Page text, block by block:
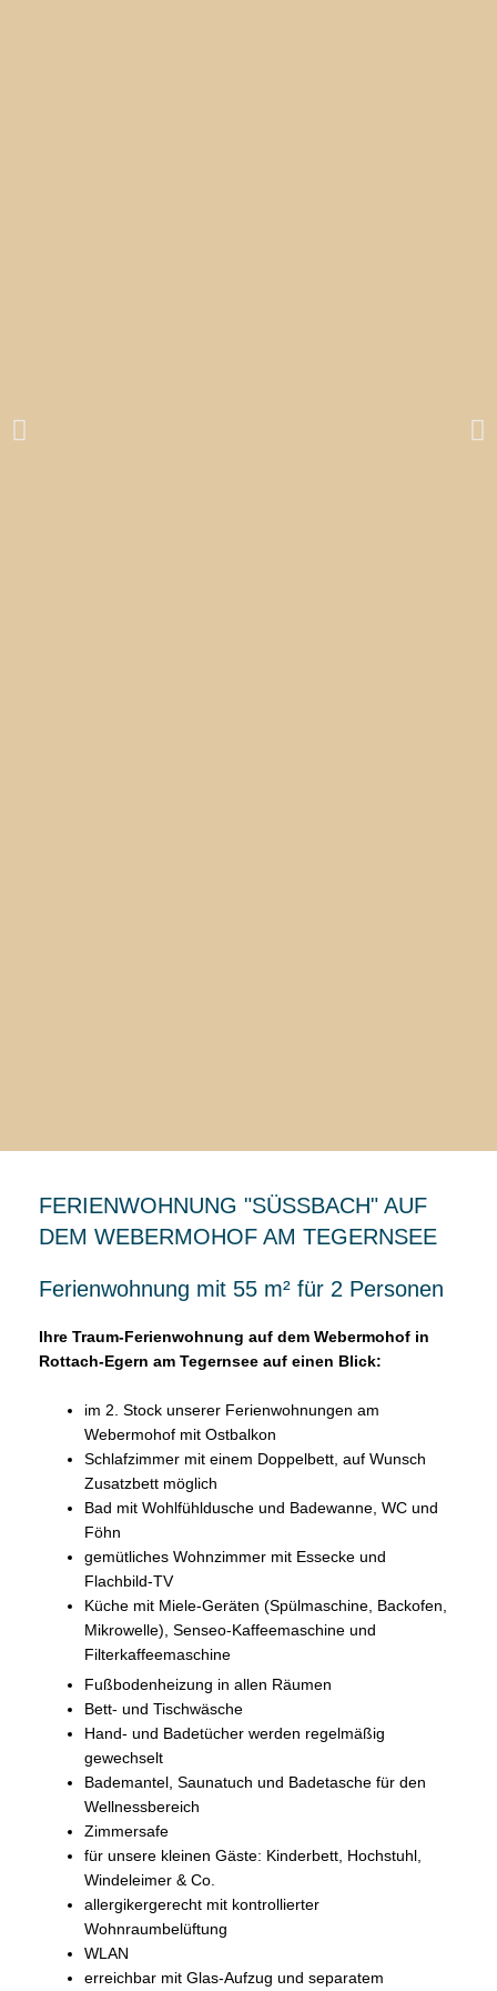
FERIENWOHNUNG "SÜSSBACH" AUF D
EM WEBERMOHOF AM TEGERNSEE
Ferienwohnung mit 55 m² für 2 Personen
Ihre Traum-Ferienwohnung auf dem Webermohof in
Rottach-Egern am Tegernsee auf einen Blick:
im 2. Stock unserer Ferienwohnungen am
Webermohof mit Ostbalkon
Schlafzimmer mit einem Doppelbett, auf Wunsch
Zusatzbett möglich
Bad mit Wohlfühldusche und Badewanne, WC und
Föhn
gemütliches Wohnzimmer mit Essecke und
Flachbild-TV
Küche mit Miele-Geräten (Spülmaschine, Backofen,
Mikrowelle), Senseo-Kaffeemaschine und
Filterkaffeemaschine
Fußbodenheizung in allen Räumen
Bett- und Tischwäsche
Hand- und Badetücher werden regelmäßig
gewechselt
Bademantel, Saunatuch und Badetasche für den
Wellnessbereich
Zimmersafe
für unsere kleinen Gäste: Kinderbett, Hochstuhl,
Windeleimer & Co.
allergikergerecht mit kontrollierter
Wohnraumbelüftung
WLAN
erreichbar mit Glas-Aufzug und separatem